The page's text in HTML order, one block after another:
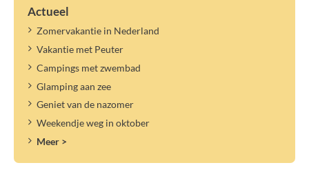
Actueel
Zomervakantie in Nederland
Vakantie met Peuter
Campings met zwembad
Glamping aan zee
Geniet van de nazomer
Weekendje weg in oktober
Meer >